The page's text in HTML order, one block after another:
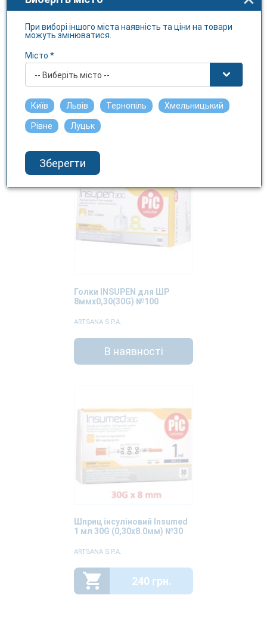
Голки INSUPEN для ШР
8ммх0,25(31G) №100
Голки INSUPEN для ШР
8ммх0,30(30G) №100
ARTSANA S.P.A.
В наявності
Шприц інсуліновий Insumed
1 мл 30G (0,30x8.0мм) №30
ARTSANA S.P.A.
240 грн.
При виборі іншого міста наявність та ціни на товари
можуть змінюватися.
Місто *
-- Виберіть місто --
Київ Львів Тернопіль Хмельницький
Рівне Луцьк
Зберегти